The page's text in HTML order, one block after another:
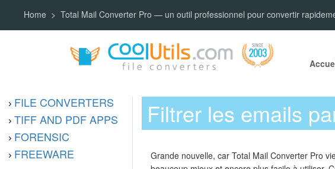
Home Total Mail Converter Pro — un outil professionnel pour convertir
FILE CONVERTERS
TIFF AND PDF APPS
FORENSIC
FREEWARE
Filtrer les emails
Grande nouvelle, car Total Mail Converter Pro